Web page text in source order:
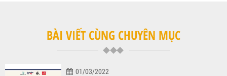
BÀI VIẾT CÙNG CHUYÊN MỤC
01/03/2022